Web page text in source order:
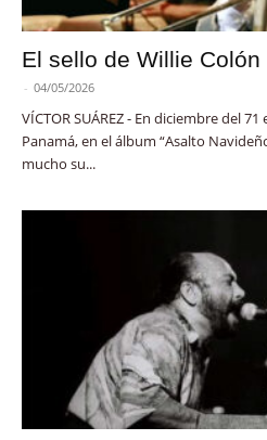
El sello de Willie
- 04/05/2026
VÍCTOR SUÁREZ - En diciembre del
Panamá, en el álbum “Asalto
mucho su...